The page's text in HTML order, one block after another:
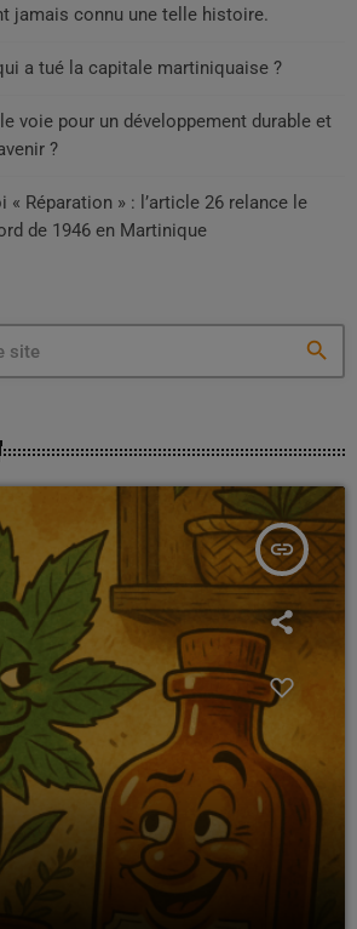
jamais connu une telle histoire.
a tué la capitale martiniquaise ?
voie pour un développement durable et
?
Réparation » : l’article 26 relance le
de 1946 en Martinique
search
insert_link